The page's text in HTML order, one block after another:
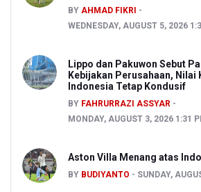
BY AHMAD FIKRI
WEDNESDAY, AUGUST 5, 2026
Lippo dan Pakuwon Sebut
Kebijakan Perusahaan, Nilai
Indonesia Tetap Kondusif
BY FAHRURRAZI ASSYAR
MONDAY, AUGUST 3, 2026 1:31
Aston Villa Menang atas
BY BUDIYANTO SUNDAY,